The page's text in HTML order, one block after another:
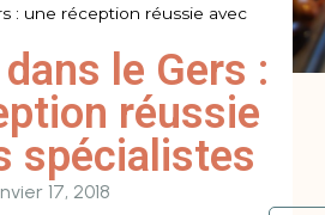
: une réception réussie avec
le Gers :
réussie
spécialistes
17, 2018